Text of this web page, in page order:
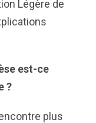
Légère de
est-ce
?
plus